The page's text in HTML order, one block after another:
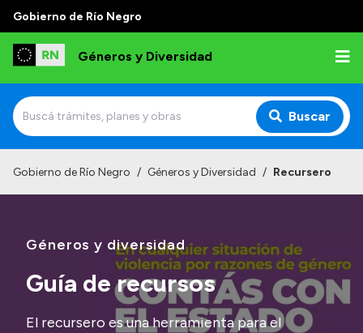
Gobierno de Río Negro
Géneros y Diversidad
Buscar
Misión
Programas y capacitaciones
Observatorio
Normativa
Gobierno de Río Negro / Géneros y Diversidad / Recursero
Géneros y diversidad
Guía de recursos
El recursero es una herramienta para el